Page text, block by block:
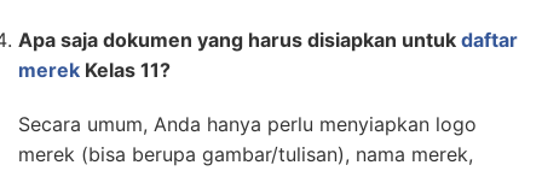
Apa saja dokumen yang harus disiapkan untuk daftar
merek Kelas 11?
Secara umum, Anda hanya perlu menyiapkan logo
merek (bisa berupa gambar/tulisan), nama merek,